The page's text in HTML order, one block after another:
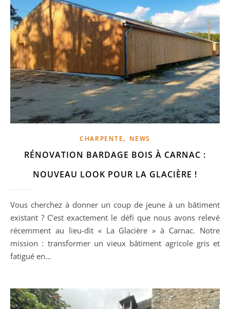
CHARPENTE, NEWS
RÉNOVATION BARDAGE BOIS À CARNAC :
NOUVEAU LOOK POUR LA GLACIÈRE !
Vous cherchez à donner un coup de jeune à un bâtiment
existant ? C’est exactement le défi que nous avons relevé
récemment au lieu-dit « La Glacière » à Carnac. Notre
mission : transformer un vieux bâtiment agricole gris et
fatigué en…